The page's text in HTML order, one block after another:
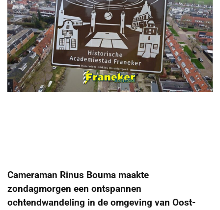
Cameraman Rinus Bouma maakte
zondagmorgen een ontspannen
ochtendwandeling in de omgeving van Oost-